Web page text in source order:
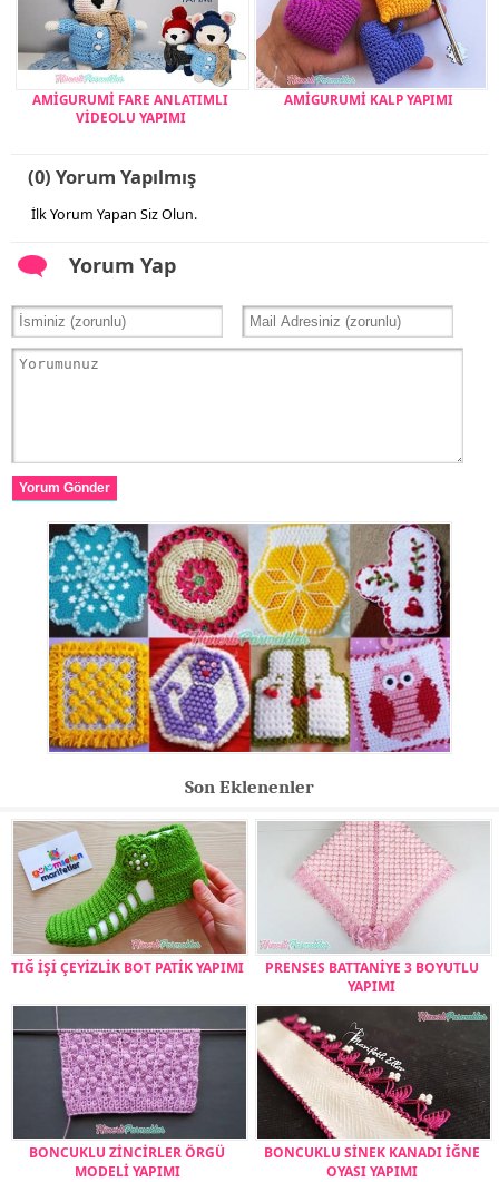
AMİGURUMİ FARE ANLATIMLI
VİDEOLU YAPIMI
AMİGURUMİ KALP YAPIMI
(0) Yorum Yapılmış
İlk Yorum Yapan Siz Olun.
Yorum Yap
Yorum Gönder
Son Eklenenler
TIĞ İŞİ ÇEYİZLİK BOT PATİK YAPIMI
PRENSES BATTANİYE 3 BOYUTLU
YAPIMI
BONCUKLU ZİNCİRLER ÖRGÜ
MODELİ YAPIMI
BONCUKLU SİNEK KANADI İĞNE
OYASI YAPIMI